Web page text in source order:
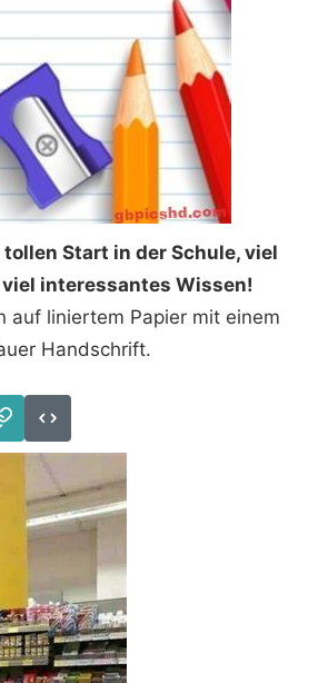
Start in der Schule, viel
interessantes Wissen!
auf liniertem Papier mit einem
Handschrift.
Link